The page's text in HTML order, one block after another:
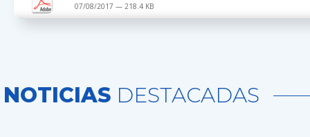
07/08/2017 — 218.4 KB
NOTICIAS DESTACADAS